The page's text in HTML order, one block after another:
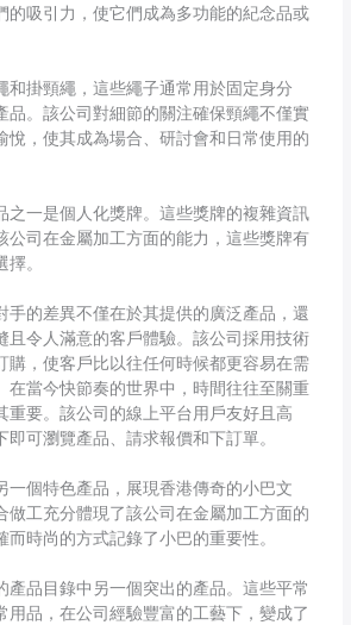
的吸引力，使它們成為多功能的紀念品或
和掛頸繩，這些繩子通常用於固定身分
品。該公司對細節的關注確保頸繩不僅實
悅，使其成為場合、研討會和日常使用的
之一是個人化獎牌。這些獎牌的複雜資訊
公司在金屬加工方面的能力，這些獎牌有
。
手的差異不僅在於其提供的廣泛產品，還
且令人滿意的客戶體驗。該公司採用技術
購，使客戶比以往任何時候都更容易在需
在當今快節奏的世界中，時間往往至關重
重要。該公司的線上平台用戶友好且高
可瀏覽產品、請求報價和下訂單。
一個特色產品，展現香港傳奇的小巴文
做工充分體現了該公司在金屬加工方面的
時尚的方式記錄了小巴的重要性。
產品目錄中另一個突出的產品。這些平常
用品，在公司經驗豐富的工藝下，變成了